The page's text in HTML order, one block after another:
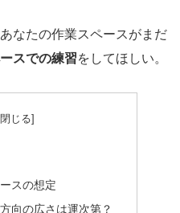
なたの作業スペースがまだ
スでの練習をしてほしい。
スの想定
向の広さは運次第？